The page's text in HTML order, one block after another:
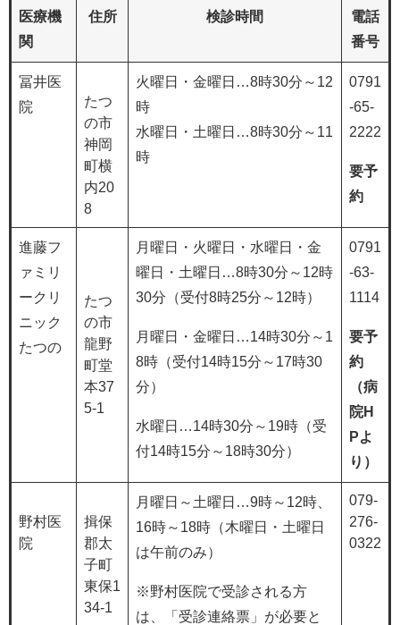
医療機
関
住所 検診時間
電話
番号
冨井医
院
たつ
の市
神岡
町横
内20
8
火曜日・金曜日…8時30分～12
時
水曜日・土曜日…8時30分～11
時
0791
-65-
2222
要予
約
進藤フ
ァミリ
ークリ
ニック
たつの
たつ
の市
龍野
町堂
本37
5-1
月曜日・火曜日・水曜日・金
曜日・土曜日…8時30分～12時
30分（受付8時25分～12時）
月曜日・金曜日…14時30分～1
8時（受付14時15分～17時30
分）
水曜日…14時30分～19時（受
付14時15分～18時30分）
0791
-63-
1114
要予
約
（病
院H
Pよ
り）
野村医
院
揖保
郡太
子町
東保1
34-1
月曜日～土曜日…9時～12時、
16時～18時（木曜日・土曜日
は午前のみ）
※野村医院で受診される方
は、「受診連絡票」が必要と
079-
276-
0322